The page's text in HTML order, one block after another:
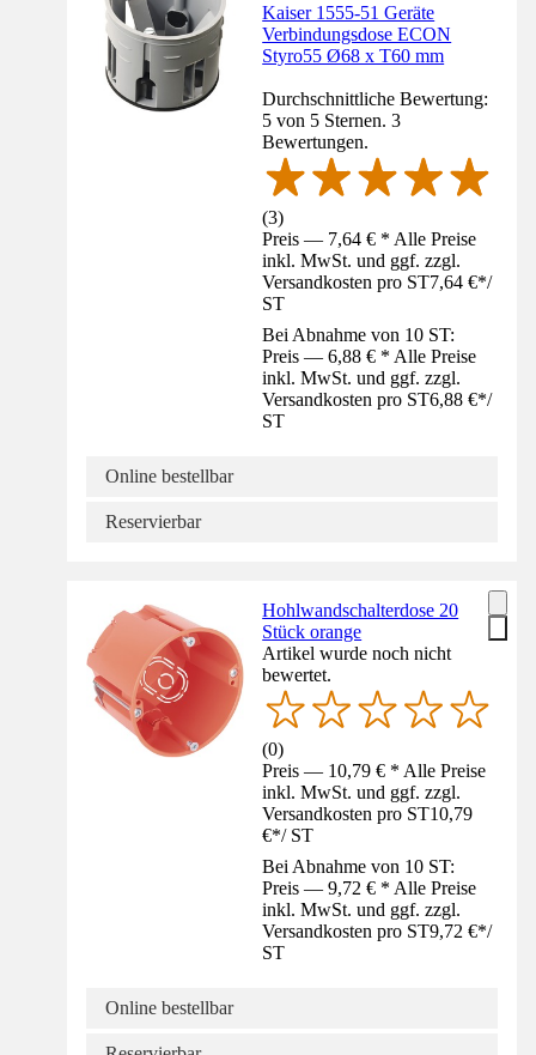
Kaiser 1555-51 Geräte
Verbindungsdose ECON
Styro55 Ø68 x T60 mm
Durchschnittliche Bewertung:
5 von 5 Sternen. 3
Bewertungen.
(3)
Preis — 7,64 € * Alle Preise
inkl. MwSt. und ggf. zzgl.
Versandkosten pro ST7,64 €*/
ST
Bei Abnahme von 10 ST:
Preis — 6,88 € * Alle Preise
inkl. MwSt. und ggf. zzgl.
Versandkosten pro ST6,88 €*/
ST
Online bestellbar
Reservierbar
Hohlwandschalterdose 20
Stück orange
Artikel wurde noch nicht
bewertet.
(0)
Preis — 10,79 € * Alle Preise
inkl. MwSt. und ggf. zzgl.
Versandkosten pro ST10,79
€*/ ST
Bei Abnahme von 10 ST:
Preis — 9,72 € * Alle Preise
inkl. MwSt. und ggf. zzgl.
Versandkosten pro ST9,72 €*/
ST
Online bestellbar